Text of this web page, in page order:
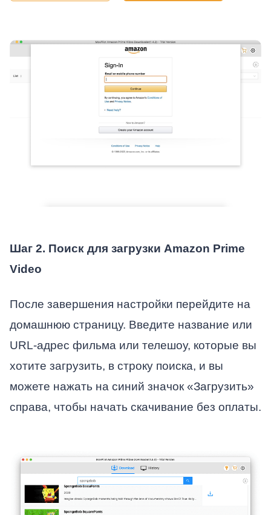
Шаг 2. Поиск для загрузки Amazon Prime
Video
После завершения настройки перейдите на
домашнюю страницу. Введите название или
URL-адрес фильма или телешоу, которые вы
хотите загрузить, в строку поиска, и вы
можете нажать на синий значок «Загрузить»
справа, чтобы начать скачивание без оплаты.